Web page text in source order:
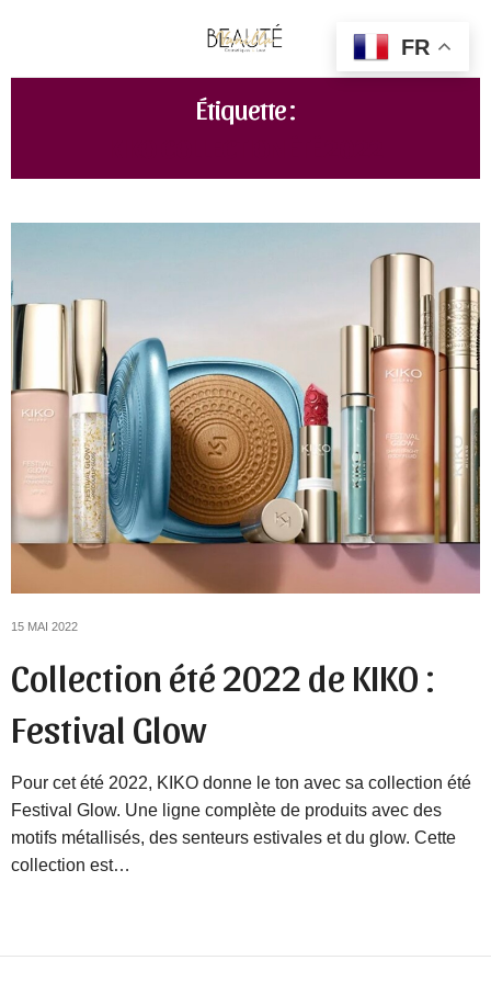
Étiquette :
15 MAI 2022
Collection été 2022 de KIKO :
Festival Glow
Pour cet été 2022, KIKO donne le ton avec sa collection été
Festival Glow. Une ligne complète de produits avec des
motifs métallisés, des senteurs estivales et du glow. Cette
collection est…
FR